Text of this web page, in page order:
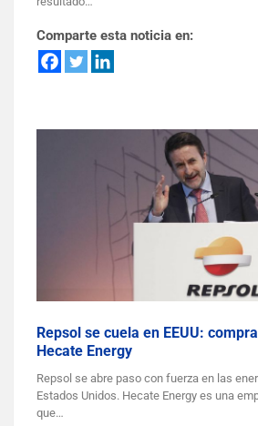
Comparte esta noticia en:
Repsol se cuela en EEUU:
Hecate Energy
Repsol se abre paso con fuerza en las
Estados Unidos. Hecate Energy es una
que…